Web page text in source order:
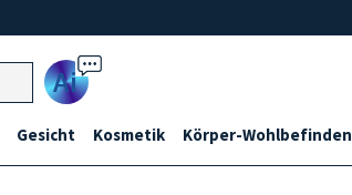
Ai
Gesicht Kosmetik Körper-Wohlbefinden